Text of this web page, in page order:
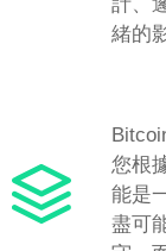
緒的
您根
能是
盡可